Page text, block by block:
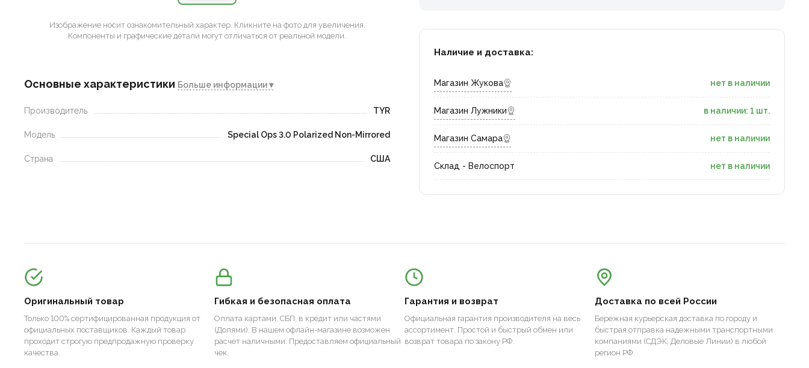
Изображение носит ознакомительный характер. Кликните на фото для увеличения.
Компоненты и графические детали могут отличаться от реальной модели.
Основные характеристики Больше информации ▾
Производитель TYR
Модель Special Ops 3.0 Polarized Non-Mirrored
Страна США
Наличие и доставка:
Магазин Жукова нет в наличии
Магазин Лужники в наличии: 1 шт.
Магазин Самара нет в наличии
Склад - Велоспорт нет в наличии
Оригинальный товар
Только 100% сертифицированная продукция от
официальных поставщиков. Каждый товар
проходит строгую предпродажную проверку
качества.
Гибкая и безопасная оплата
Оплата картами, СБП, в кредит или частями
(Долями). В нашем офлайн-магазине возможен
расчет наличными. Предоставляем официальный
чек.
Гарантия и возврат
Официальная гарантия производителя на весь
ассортимент. Простой и быстрый обмен или
возврат товара по закону РФ.
Доставка по всей России
Бережная курьерская доставка по городу и
быстрая отправка надежными транспортными
компаниями (СДЭК, Деловые Линии) в любой
регион РФ.